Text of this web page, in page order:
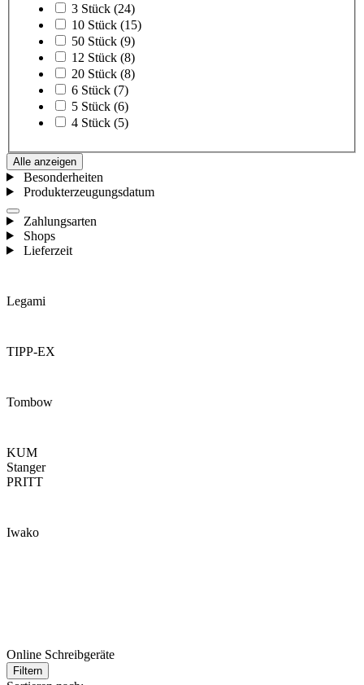
3 Stück (24)
10 Stück (15)
50 Stück (9)
12 Stück (8)
20 Stück (8)
6 Stück (7)
5 Stück (6)
4 Stück (5)
Alle anzeigen
Besonderheiten
Produkterzeugungsdatum
Zahlungsarten
Shops
Lieferzeit
Legami
TIPP-EX
Tombow
KUM
Stanger
PRITT
Iwako
Online Schreibgeräte
Filtern